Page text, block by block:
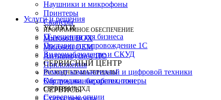
Наушники и микрофоны
Принтеры
Сканеры
ПРОГРАММНОЕ ОБЕСПЕЧЕНИЕ
Microsoft BOX
Microsoft OEM
Антивирусное ПО
Приложения
РАСХОДНЫЕ МАТЕРИАЛЫ
Картриджи, барабаны, тонеры
СЕРВЕРЫ И СХД
Серверные опции
Услуги и решения
УСЛУГИ
IT-решения для бизнеса
Поставка и сопровождение 1C
Видеонаблюдение и СКУД
СЕРВИСНЫЙ ЦЕНТР
Ремонт компьютерной и цифровой техники
Обслуживание оргтехники
СЕРВИСЫ
Статус ремонта